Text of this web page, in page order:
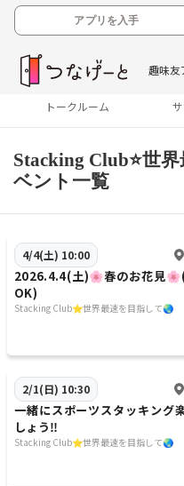
アプリを入手
趣味友
トークルーム
Stacking Club⭐️世
ベント一覧
4/4(土) 10:00
2026.4.4(土)🌸春のお花見
OK)
Stacking Club⭐️世界最速を目指して🌏
2/1(日) 10:30
一緒にスポーツスタッキング
しょう‼️
Stacking Club⭐️世界最速を目指して🌏